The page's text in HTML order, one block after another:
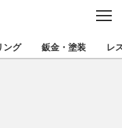
C
S
E
ョップを地域から探す
ング 鈑金・塗装 レ